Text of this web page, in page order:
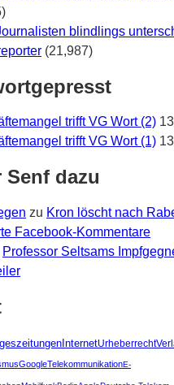
blindlings
(21,987)
trifft VG Wort (2)
trifft VG Wort (1)
Senf dazu
zu Kron löscht nach
Facebook-Kommentare
Professor Seltsams
InternetUrheberrecht
GoogleTelekommunikationE-